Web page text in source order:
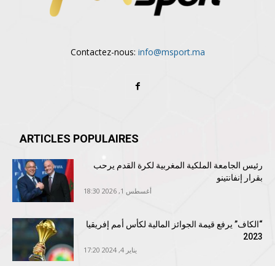
Contactez-nous: info@msport.ma
ARTICLES POPULAIRES
رئيس الجامعة الملكية المغربية لكرة القدم يرحب
بقرار إنفانتينو
أغسطس 1, 2026 18:30
“الكاف” يرفع قيمة الجوائز المالية لكأس أمم إفريقيا
2023
يناير 4, 2024 17:20